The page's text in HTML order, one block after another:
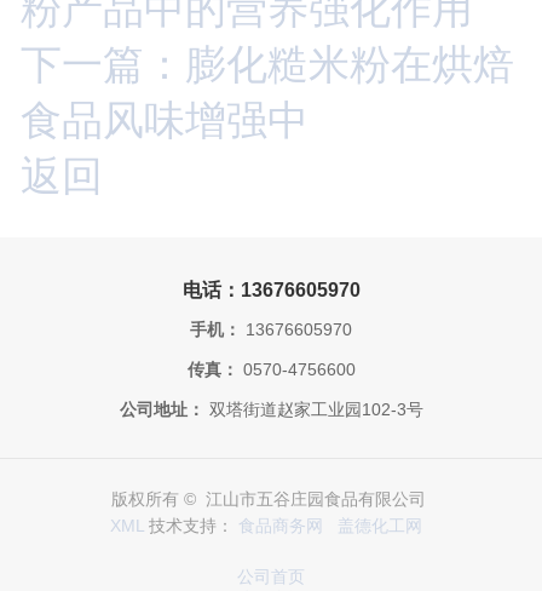
下一篇：膨化糙米粉在烘焙
食品风味增强中
返回
电话：13676605970
手机： 13676605970
传真： 0570-4756600
公司地址： 双塔街道赵家工业园102-3号
版权所有 © 江山市五谷庄园食品有限公司
XML 技术支持： 食品商务网 盖德化工网
公司首页